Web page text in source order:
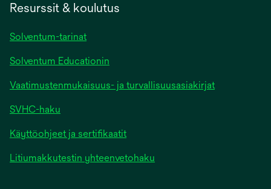
Resurssit & koulutus
Solventum-tarinat
Solventum Educationin
Vaatimustenmukaisuus- ja turvallisuusasiakirjat
SVHC-haku
Käyttöohjeet ja sertifikaatit
Litiumakkutestin yhteenvetohaku